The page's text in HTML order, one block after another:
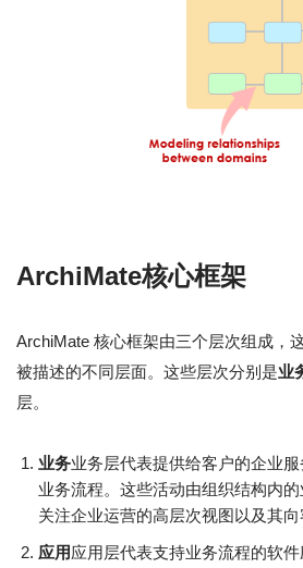
ArchiMate核心框架
ArchiMate 核心框架由三个层次组成，
被描述的不同层面。这些层次分别是业
层。
业务业务层代表提供给客户的企业
业务流程。这些活动由组织结构内
关注企业运营的高层次视图以及其向
应用应用层代表支持业务流程的软